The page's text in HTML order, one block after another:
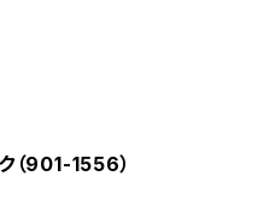
（901-1556）